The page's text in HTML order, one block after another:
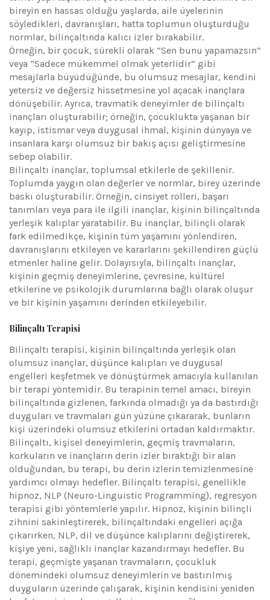
bireyin en hassas olduğu yaşlarda, aile üyelerinin
söyledikleri, davranışları, hatta toplumun oluşturduğu
normlar, bilinçaltında kalıcı izler bırakabilir.
Örneğin, bir çocuk, sürekli olarak “Sen bunu yapamazsın”
veya “Sadece mükemmel olmak yeterlidir” gibi
mesajlarla büyüdüğünde, bu olumsuz mesajlar, kendini
yetersiz ve değersiz hissetmesine yol açacak inançlara
dönüşebilir. Ayrıca, travmatik deneyimler de bilinçaltı
inançları oluşturabilir; örneğin, çocuklukta yaşanan bir
kayıp, istismar veya duygusal ihmal, kişinin dünyaya ve
insanlara karşı olumsuz bir bakış açısı geliştirmesine
sebep olabilir.
Bilinçaltı inançlar, toplumsal etkilerle de şekillenir.
Toplumda yaygın olan değerler ve normlar, birey üzerinde
baskı oluşturabilir. Örneğin, cinsiyet rolleri, başarı
tanımları veya para ile ilgili inançlar, kişinin bilinçaltında
yerleşik kalıplar yaratabilir. Bu inançlar, bilinçli olarak
fark edilmedikçe, kişinin tüm yaşamını yönlendiren,
davranışlarını etkileyen ve kararlarını şekillendiren güçlü
etmenler haline gelir. Dolayısıyla, bilinçaltı inançlar,
kişinin geçmiş deneyimlerine, çevresine, kültürel
etkilerine ve psikolojik durumlarına bağlı olarak oluşur
ve bir kişinin yaşamını derinden etkileyebilir.
Bilinçaltı Terapisi
Bilinçaltı terapisi, kişinin bilinçaltında yerleşik olan
olumsuz inançlar, düşünce kalıpları ve duygusal
engelleri keşfetmek ve dönüştürmek amacıyla kullanılan
bir terapi yöntemidir. Bu terapinin temel amacı, bireyin
bilinçaltında gizlenen, farkında olmadığı ya da bastırdığı
duyguları ve travmaları gün yüzüne çıkararak, bunların
kişi üzerindeki olumsuz etkilerini ortadan kaldırmaktır.
Bilinçaltı, kişisel deneyimlerin, geçmiş travmaların,
korkuların ve inançların derin izler bıraktığı bir alan
olduğundan, bu terapi, bu derin izlerin temizlenmesine
yardımcı olmayı hedefler. Bilinçaltı terapisi, genellikle
hipnoz, NLP (Neuro-Linguistic Programming), regresyon
terapisi gibi yöntemlerle yapılır. Hipnoz, kişinin bilinçli
zihnini sakinleştirerek, bilinçaltındaki engelleri açığa
çıkarırken, NLP, dil ve düşünce kalıplarını değiştirerek,
kişiye yeni, sağlıklı inançlar kazandırmayı hedefler. Bu
terapi, geçmişte yaşanan travmaların, çocukluk
dönemindeki olumsuz deneyimlerin ve bastırılmış
duyguların üzerinde çalışarak, kişinin kendisini yeniden